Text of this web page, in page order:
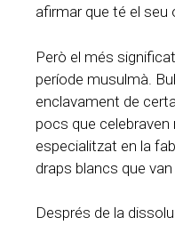
afirmar que té el seu
Però el més
període musulmà.
enclavament de
pocs que
especialitzat en la
draps blancs que
Després de la